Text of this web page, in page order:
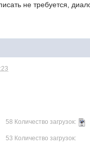
не требуется,
58 Количество загрузок:
53 Количество загрузок: